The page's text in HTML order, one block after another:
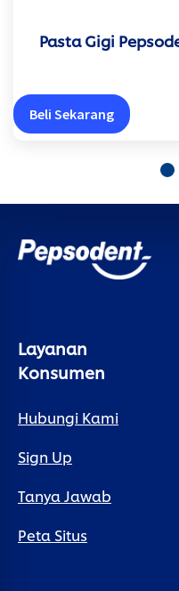
Pasta Gigi
Beli Sekarang
Layanan
Konsumen
Hubungi Kami
Sign Up
Tanya Jawab
Peta Situs